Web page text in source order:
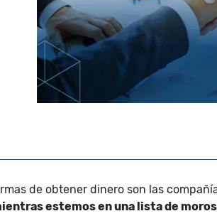
de obtener dinero son las
estemos en una lista de